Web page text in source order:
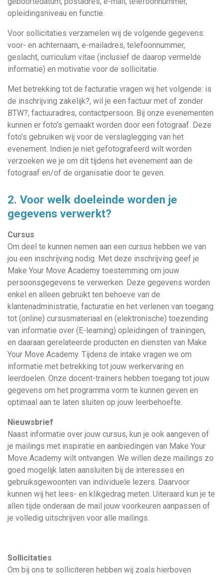
opleidingsniveau en functie.
Voor sollicitaties verzamelen wij de volgende gegevens:
voor- en achternaam, e-mailadres, telefoonnummer,
geslacht, curriculum vitae (inclusief de daarop vermelde
informatie) en motivatie voor de sollicitatie.
Met betrekking tot de facturatie vragen wij het volgende: is
de inschrijving zakelijk?, wil je een factuur met of zonder
BTW?, factuuradres, contactpersoon. Bij onze evenementen
kunnen er foto’s gemaakt worden door een fotograaf. Deze
foto’s gebruiken wij voor de verslaglegging van het
evenement. Indien je niet gefotografeerd wilt worden
verzoeken we je om dit tijdens het evenement aan de
fotograaf en/of de organisatie door te geven.
2. Voor welk doeleinde worden je
gegevens verwerkt?
Cursus
Om deel te kunnen nemen aan een cursus hebben we van
jou een inschrijving nodig. Met deze inschrijving geef je
Make Your Move Academy toestemming om jouw
persoonsgegevens te verwerken. Deze gegevens worden
enkel en alleen gebruikt ten behoeve van de
klantenadministratie, facturatie en het verlenen van toegang
tot (online) cursusmateriaal en (elektronische) toezending
van informatie over (E-learning) opleidingen of trainingen,
en daaraan gerelateerde producten en diensten van Make
Your Move Academy. Tijdens de intake vragen we om
informatie met betrekking tot jouw werkervaring en
leerdoelen. Onze docent-trainers hebben toegang tot jouw
gegevens om het programma vorm te kunnen geven en
optimaal aan te laten sluiten op jouw leerbehoefte.
Nieuwsbrief
Naast informatie over jouw cursus, kun je ook aangeven of
je mailings met inspiratie en aanbiedingen van Make Your
Move Academy wilt ontvangen. We willen deze mailings zo
goed mogelijk laten aansluiten bij de interesses en
gebruiksgewoonten van individuele lezers. Daarvoor
kunnen wij het lees- en klikgedrag meten. Uiteraard kun je te
allen tijde onderaan de mail jouw voorkeuren aanpassen of
je volledig uitschrijven voor alle mailings.
Sollicitaties
Om bij ons te solliciteren hebben wij zoals hierboven